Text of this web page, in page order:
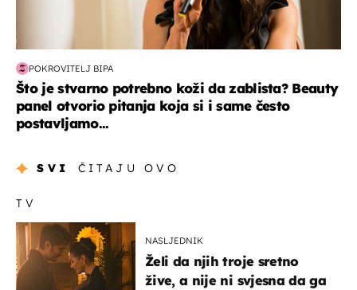
POKROVITELJ BIPA
Što je stvarno potrebno koži da zablista? Beauty
panel otvorio pitanja koja si i same često
postavljamo...
SVI ČITAJU OVO
TV
NASLJEDNIK
Želi da njih troje sretno
žive, a nije ni svjesna da ga